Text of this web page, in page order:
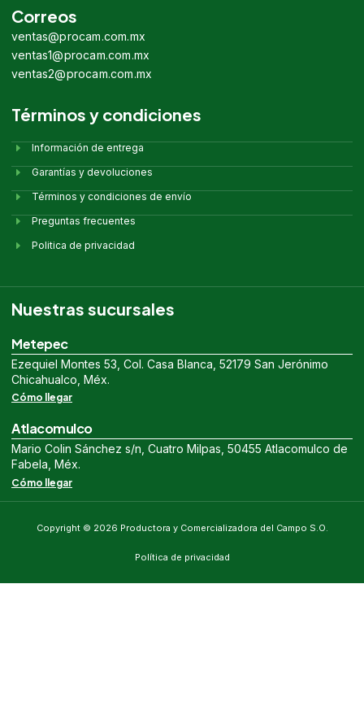
Correos
ventas@procam.com.mx
ventas1@procam.com.mx
ventas2@procam.com.mx
Términos y condiciones
Información de entrega
Garantías y devoluciones
Términos y condiciones de envío
Preguntas frecuentes
Politica de privacidad
Nuestras sucursales
Metepec
Ezequiel Montes 53, Col. Casa Blanca, 52179 San Jerónimo
Chicahualco, Méx.
Cómo llegar
Atlacomulco
Mario Colin Sánchez s/n, Cuatro Milpas, 50455 Atlacomulco de
Fabela, Méx.
Cómo llegar
Copyright © 2026 Productora y Comercializadora del Campo S.O.
Política de privacidad